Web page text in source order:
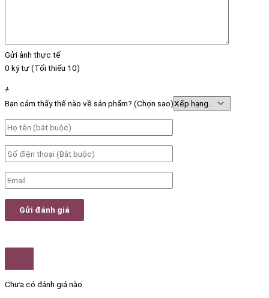
Gửi ảnh thực tế
0 ký tự (Tối thiểu 10)
+
Bạn cảm thấy thế nào về sản phẩm? (Chọn sao)
Chưa có đánh giá nào.